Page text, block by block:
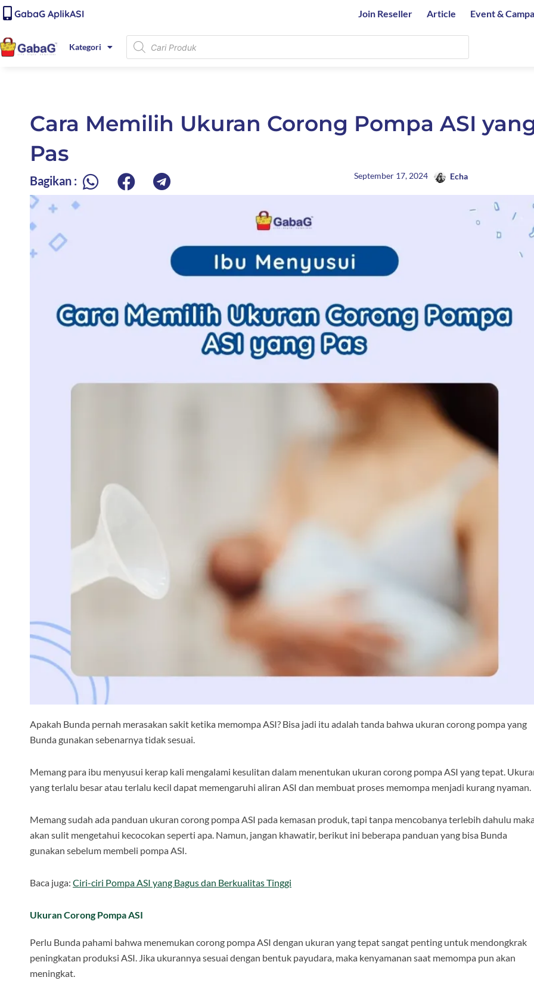
content
Lewati
ke
konten
GabaG AplikASI Join Reseller Article Event &
Kategori
Products
search
Cara Memilih Ukuran Corong Pompa ASI
Pas
Bagikan : September 17, 2024 Echa
Apakah Bunda pernah merasakan sakit ketika memompa ASI? Bisa jadi itu adalah tanda bahwa ukuran corong pompa yang
Bunda gunakan sebenarnya tidak sesuai.
Memang para ibu menyusui kerap kali mengalami kesulitan dalam menentukan ukuran corong pompa ASI yang tepat.
yang terlalu besar atau terlalu kecil dapat memengaruhi aliran ASI dan membuat proses memompa menjadi kurang nyaman.
Memang sudah ada panduan ukuran corong pompa ASI pada kemasan produk, tapi tanpa mencobanya terlebih dahulu
akan sulit mengetahui kecocokan seperti apa. Namun, jangan khawatir, berikut ini beberapa panduan yang bisa Bunda
gunakan sebelum membeli pompa ASI.
Baca juga: Ciri-ciri Pompa ASI yang Bagus dan Berkualitas Tinggi
Ukuran Corong Pompa ASI
Perlu Bunda pahami bahwa menemukan corong pompa ASI dengan ukuran yang tepat sangat penting untuk mendongkrak
peningkatan produksi ASI. Jika ukurannya sesuai dengan bentuk payudara, maka kenyamanan saat memompa pun akan
meningkat.